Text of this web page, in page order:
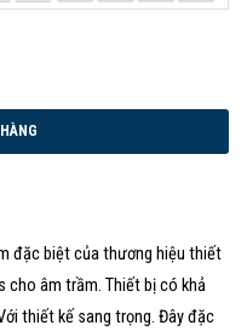
đặc biệt của thương hiệu thiết
cho âm trầm. Thiết bị có khả
thiết kế sang trọng. Đây đặc